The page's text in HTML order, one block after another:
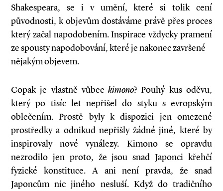
Shakespeara, se i v umění, které si tolik cení
původnosti, k objevům dostáváme právě přes proces
který začal napodobením. Inspirace vždycky pramení
ze spousty napodobování, které je nakonec završené
nějakým objevem.
Copak je vlastně vůbeckimono? Pouhý kus oděvu,
který po tisíc let nepřišel do styku s evropským
oblečením. Prostě byly k dispozici jen omezené
prostředky a odnikud nepřišly žádné jiné, které by
inspirovaly nové vynálezy. Kimono se opravdu
nezrodilo jen proto, že jsou snad Japonci křehčí
fyzické konstituce. A ani není pravda, že snad
Japoncům nic jiného nesluší. Když do tradičního